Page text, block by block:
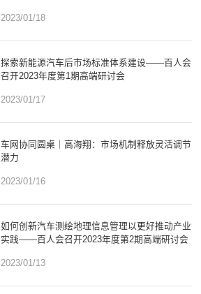
2023/01/18
探索新能源汽车后市场标准体系建设——百人会
召开2023年度第1期高端研讨会
2023/01/17
车网协同圆桌｜高海翔：市场机制释放灵活调节
潜力
2023/01/16
如何创新汽车测绘地理信息管理以更好推动产业
实践——百人会召开2023年度第2期高端研讨会
2023/01/13